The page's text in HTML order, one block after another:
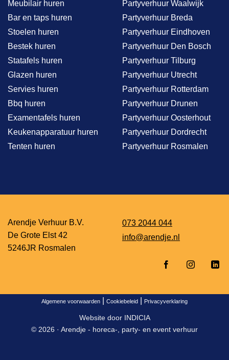
Meubilair huren
Bar en taps huren
Stoelen huren
Bestek huren
Statafels huren
Glazen huren
Servies huren
Bbq huren
Examentafels huren
Keukenapparatuur huren
Tenten huren
Partyverhuur Waalwijk
Partyverhuur Breda
Partyverhuur Eindhoven
Partyverhuur Den Bosch
Partyverhuur Tilburg
Partyverhuur Utrecht
Partyverhuur Rotterdam
Partyverhuur Drunen
Partyverhuur Oosterhout
Partyverhuur Dordrecht
Partyverhuur Rosmalen
Arendje Verhuur B.V.
De Grote Elst 42
5246JR Rosmalen
073 2044 044
info@arendje.nl
Algemene voorwaarden Cookiebeleid Privacyverklaring
Website door INDICIA
© 2026 · Arendje - horeca-, party- en event verhuur